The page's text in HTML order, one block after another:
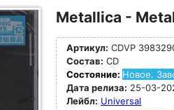
Metallica -
Артикул: CDVP
Состав: CD
Состояние: Новое.
Дата релиза: 25-03-
Лейбл: Universal